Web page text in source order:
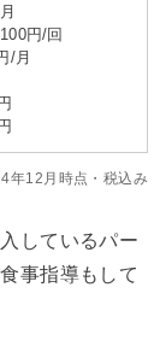
円/回
/月
年12月時点・税込み
しているパー
事指導もして